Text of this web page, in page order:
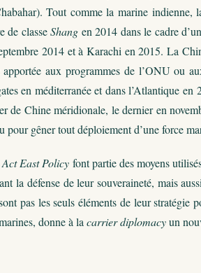
Tout comme la marine indienne,
de classeShang en 2014 dans le cadre
2014 et à Karachi en 2015. La
aux programmes de l’ONU ou
en méditerranée et dans l’Atlantique
de Chine méridionale, le dernier en
gêner tout déploiement d’une force
Act East Policy font partie des moyens
la défense de leur souveraineté, mais
pas les seuls éléments de leur stratégie
donne à la carrier diplomacyun